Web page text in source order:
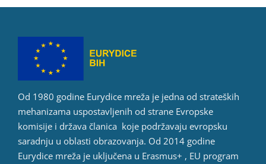
Od 1980 godine Eurydice mreža je jedna od strateških
mehanizama uspostavljenih od strane Evropske
komisije i država članica koje podržavaju evropsku
saradnju u oblasti obrazovanja. Od 2014 godine
Eurydice mreža je uključena u Erasmus+ , EU program